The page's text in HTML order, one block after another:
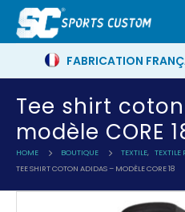
FABRICATION
Tee shirt
modèle CORE
HOME BOUTIQUE TEXTILE, TEXTILE
TEE SHIRT COTON ADIDAS – MODÈLE CORE 18